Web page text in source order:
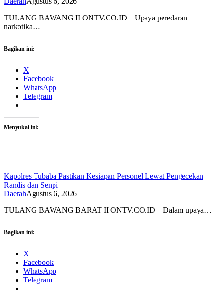
TULANG BAWANG II ONTV.CO.ID – Upaya peredaran
narkotika…
Bagikan ini:
X
Facebook
WhatsApp
Telegram
Menyukai ini:
Kapolres Tubaba Pastikan Kesiapan Personel Lewat Pengecekan
Randis dan Senpi
DaerahAgustus 6, 2026
TULANG BAWANG BARAT II ONTV.CO.ID – Dalam upaya…
Bagikan ini:
X
Facebook
WhatsApp
Telegram